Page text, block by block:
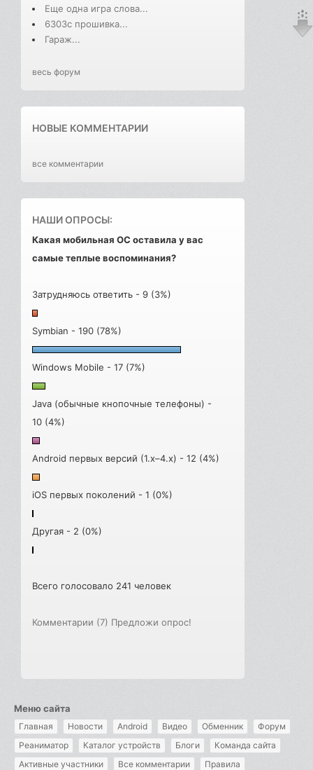
Еще одна игра слова...
6303с прошивка...
Гараж...
весь форум
НОВЫЕ КОММЕНТАРИИ
все комментарии
НАШИ ОПРОСЫ:
Какая мобильная ОС оставила у вас
самые теплые воспоминания?
Затрудняюсь ответить - 9 (3%)
Symbian - 190 (78%)
Windows Mobile - 17 (7%)
Java (обычные кнопочные телефоны) -
10 (4%)
Android первых версий (1.x–4.x) - 12 (4%)
iOS первых поколений - 1 (0%)
Другая - 2 (0%)
Всего голосовало 241 человек
Комментарии (7) Предложи опрос!
Меню сайта
Главная Новости Android Видео Обменник
Форум
Реаниматор
Каталог устройств Блоги
Команда сайта
Активные участники
Все комментарии Правила